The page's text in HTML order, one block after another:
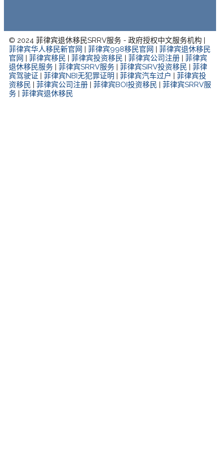
© 2024 菲律宾退休移民SRRV服务 - 政府授权中文服务机构 |
菲律宾华人移民新官网
菲律宾998移民官网
菲律宾退休移民
官网
菲律宾移民 菲律宾投资移民 菲律宾公司注册
菲律宾
退休移民服务
菲律宾SRRV服务 菲律宾SIRV投资移民
菲律
宾驾驶证
菲律宾NBI无犯罪证明 菲律宾汽车过户
菲律宾投
资移民
菲律宾公司注册 菲律宾BOI投资移民
菲律宾SRRV服
务
菲律宾退休移民